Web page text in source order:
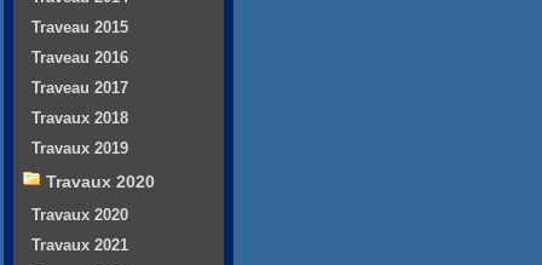
Traveau 2015
Traveau 2016
Traveau 2017
Travaux 2018
Travaux 2019
Travaux 2020
Travaux 2020
Travaux 2021